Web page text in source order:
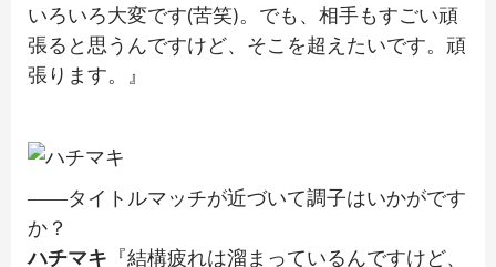
いろいろ大変です(苦笑)。でも、相手もすごい頑
張ると思うんですけど、そこを超えたいです。頑
張ります。』
――タイトルマッチが近づいて調子はいかがです
か？
ハチマキ 『結構疲れは溜まっているんですけど、